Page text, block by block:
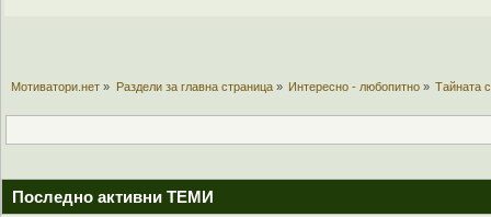
Мотиватори.нет » Раздели за главна страница» Интересно - любопитно» Тайната
Последно активни ТЕМИ